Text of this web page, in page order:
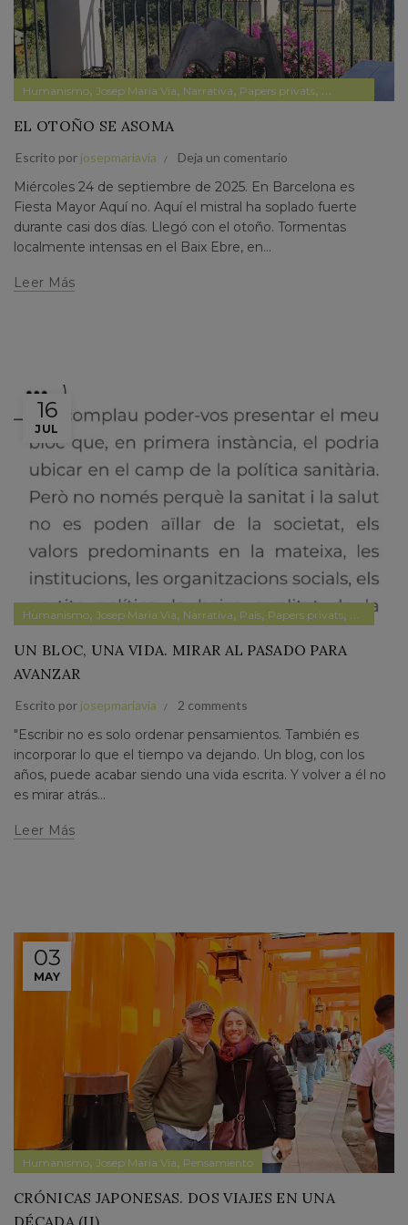
Humanismo, Josep Maria Via, Narrativa, Papers privats, Pensamiento
EL OTOÑO SE ASOMA
Escrito por josepmariavia Deja un comentario
Miércoles 24 de septiembre de 2025. En Barcelona es
Fiesta Mayor Aquí no. Aquí el mistral ha soplado fuerte
durante casi dos días. Llegó con el otoño. Tormentas
localmente intensas en el Baix Ebre, en...
Leer Más
16
JUL
Humanismo, Josep Maria Via, Narrativa, País, Papers privats,
UN BLOC, UNA VIDA. MIRAR AL PASADO PARA
AVANZAR
Escrito por josepmariavia 2 comments
"Escribir no es solo ordenar pensamientos. También es
incorporar lo que el tiempo va dejando. Un blog, con los
años, puede acabar siendo una vida escrita. Y volver a él no
es mirar atrás...
Leer Más
03
MAY
Humanismo, Josep Maria Via, Pensamiento
CRÓNICAS JAPONESAS. DOS VIAJES EN UNA